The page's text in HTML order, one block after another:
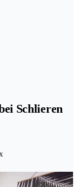
Schlieren